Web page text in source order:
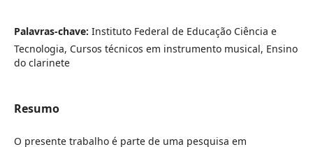
Palavras-chave: Instituto Federal de Educação Ciência e
Tecnologia, Cursos técnicos em instrumento musical, Ensino
do clarinete
Resumo
O presente trabalho é parte de uma pesquisa em